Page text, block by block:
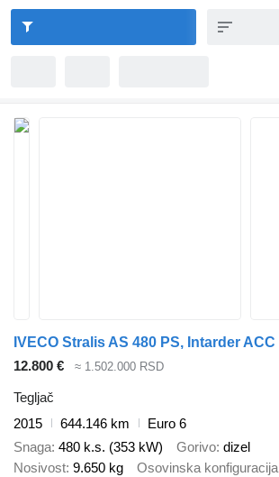
IVECO Stralis AS 480 PS, Intarder ACC
12.800 €
≈ 1.502.000 RSD
Tegljač
2015
644.146 km
Euro 6
Snaga 480 k.s. (353 kW) Gorivo dizel
Nosivost 9.650 kg Osovinska konfiguracija